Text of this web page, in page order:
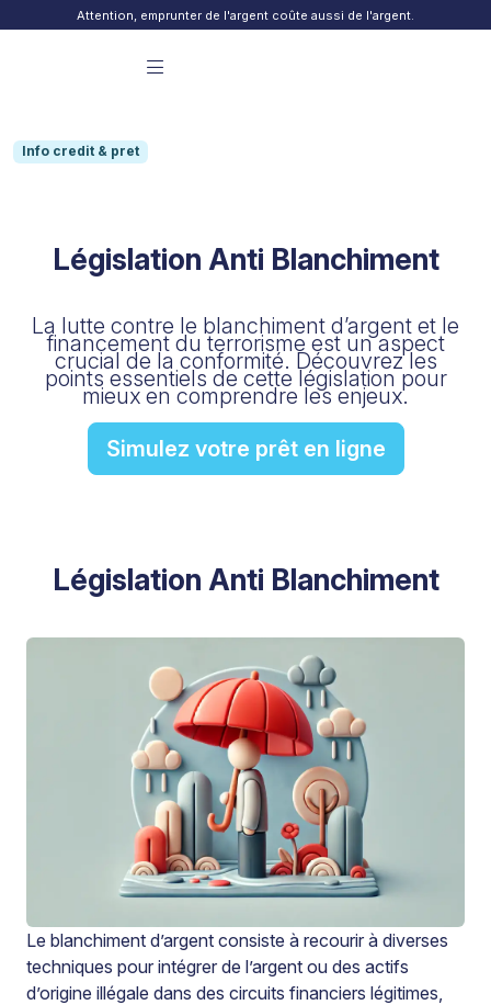
Skip to contentAttention, emprunter de l'argent coûte aussi de l'argent.
Info credit & pret
Législation Anti Blanchiment
La lutte contre le blanchiment d’argent et le
financement du terrorisme est un aspect
crucial de la conformité. Découvrez les
points essentiels de cette législation pour
mieux en comprendre les enjeux.
Simulez votre prêt en ligne
Législation Anti Blanchiment
Le blanchiment d’argent consiste à recourir à diverses
techniques pour intégrer de l’argent ou des actifs
d’origine illégale dans des circuits financiers légitimes,